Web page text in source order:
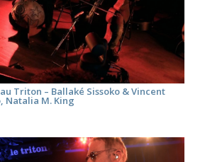
Triton – Ballaké Sissoko & Vincent
Natalia M. King